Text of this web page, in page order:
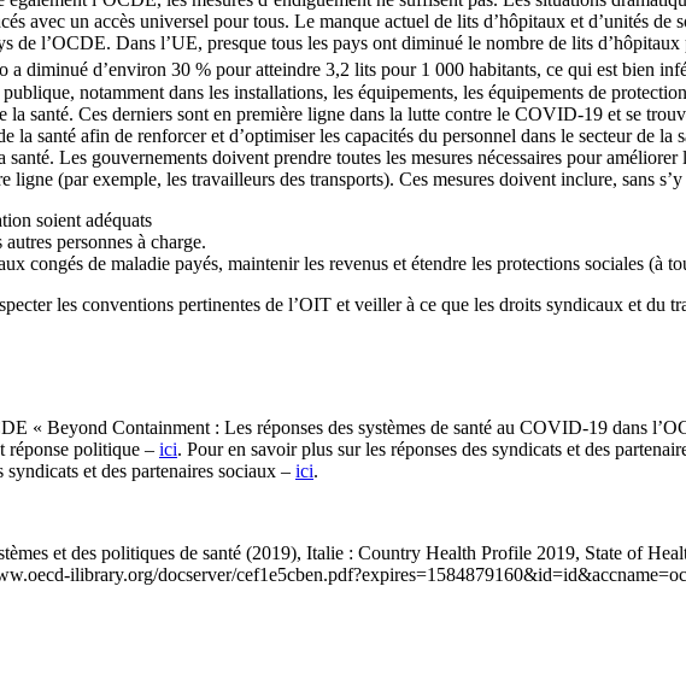
avec un accès universel pour tous. Le manque actuel de lits d’hôpitaux et d’unités de
de l’OCDE. Dans l’UE, presque tous les pays ont diminué le nombre de lits
a diminué d’environ 30 % pour atteindre 3,2 lits pour 1 000 habitants, ce qui est bien
publique, notamment dans les installations, les équipements, les équipements de
la santé. Ces derniers sont en première ligne dans la lutte contre le COVID-19 et se
la santé afin de renforcer et d’optimiser les capacités du personnel dans le secteur de
Les gouvernements doivent prendre toutes les mesures nécessaires pour
ligne (par exemple, les travailleurs des transports). Ces mesures doivent inclure, sans
soient adéquats
personnes à charge.
congés de maladie payés, maintenir les revenus et étendre les protections sociales (à
les conventions pertinentes de l’OIT et veiller à ce que les droits syndicaux et du
« Beyond Containment : Les réponses des systèmes de santé au COVID-19 dans
réponse politique – ici. Pour en savoir plus sur les réponses des syndicats et des
et des partenaires sociaux – ici.
et des politiques de santé (2019), Italie : Country Health Profile 2019, State of
ilibrary.org/docserver/